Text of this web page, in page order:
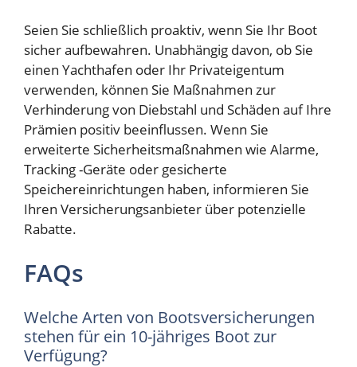
Seien Sie schließlich proaktiv, wenn Sie Ihr Boot
sicher aufbewahren. Unabhängig davon, ob Sie
einen Yachthafen oder Ihr Privateigentum
verwenden, können Sie Maßnahmen zur
Verhinderung von Diebstahl und Schäden auf Ihre
Prämien positiv beeinflussen. Wenn Sie
erweiterte Sicherheitsmaßnahmen wie Alarme,
Tracking -Geräte oder gesicherte
Speichereinrichtungen haben, informieren Sie
Ihren Versicherungsanbieter über potenzielle
Rabatte.
FAQs
Welche Arten von Bootsversicherungen
stehen für ein 10-jähriges Boot zur
Verfügung?